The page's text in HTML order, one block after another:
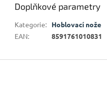
Doplňkové parametry
Kategorie:
Hoblovací nože
EAN: 8591761010831